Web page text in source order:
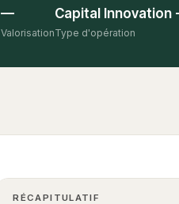
—
Valorisation
Capital Innovation
Type d'opération
RÉCAPITULATIF